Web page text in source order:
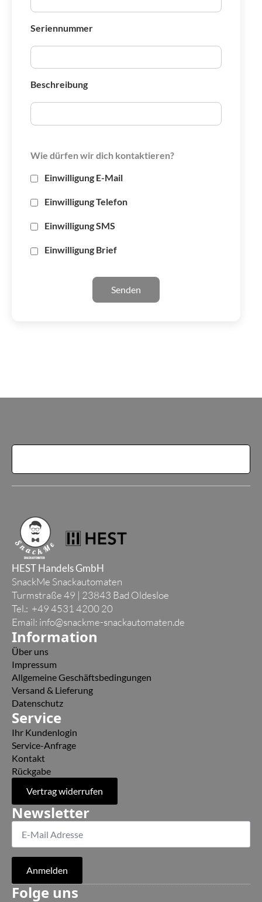
Seriennummer
Beschreibung
Wie dürfen wir dich kontaktieren?
Einwilligung E-Mail
Einwilligung Telefon
Einwilligung SMS
Einwilligung Brief
HEST Handels GmbH
SnackMe Snackautomaten
Turmstraße 49 | 23843 Bad Oldesloe
Tel.: +49 4531 4200 20
Email: info@snackme-snackautomaten.de
Information
Über uns
Impressum
Allgemeine Geschäftsbedingungen
Versand & Lieferung
Datenschutz
Service
Ihr Kundenlogin
Service-Anfrage
Kontakt
Rückgabe
Vertrag widerrufen
Newsletter
Anmelden
Folge uns